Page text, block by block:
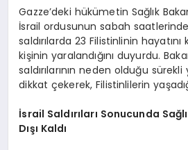
Gazze’deki hükümetin Sağlık
İsrail ordusunun sabah
saldırılarda 23 Filistinlinin
kişinin yaralandığını duyurdu.
saldırılarının neden olduğu
dikkat çekerek, Filistinlilerin
İsrail Saldırıları Sonucunda
Dışı Kaldı